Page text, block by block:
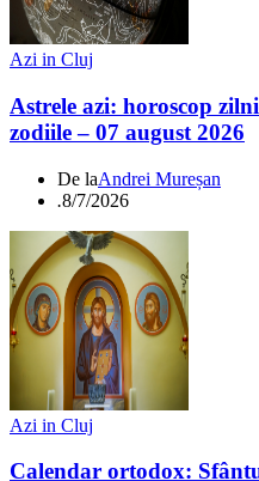
Azi in Cluj
Astrele azi: horoscop
zodiile – 07 august 2026
De laAndrei Mureșan
.8/7/2026
Azi in Cluj
Calendar ortodox: